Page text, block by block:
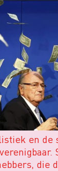
en de
die